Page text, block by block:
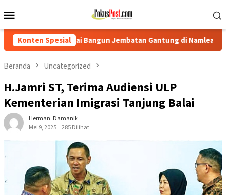
ke
Mobile
Konten Spesial
Jembatan Gantung di Namlea Ilath Korban Desak
Beranda Uncategorized
H.Jamri ST, Terima Audiensi ULP
Kementerian Imigrasi Tanjung Balai
Herman. Damanik
Mei 9, 2025
285 Dilihat